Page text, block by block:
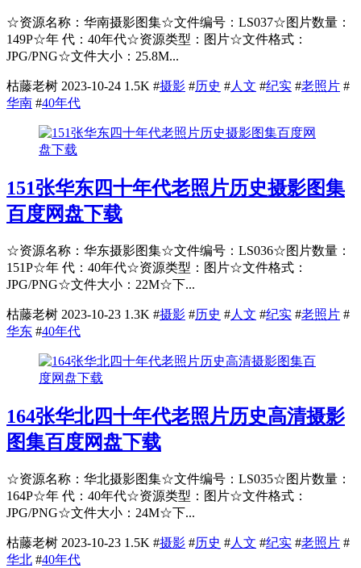
☆资源名称：华南摄影图集☆文件编号：LS037☆图片数量：
149P☆年 代：40年代☆资源类型：图片☆文件格式：
JPG/PNG☆文件大小：25.8M...
枯藤老树 2023-10-24 1.5K #摄影 #历史 #人文 #纪实 #老照片 #
华南 #40年代
151张华东四十年代老照片历史摄影图集
百度网盘下载
☆资源名称：华东摄影图集☆文件编号：LS036☆图片数量：
151P☆年 代：40年代☆资源类型：图片☆文件格式：
JPG/PNG☆文件大小：22M☆下...
枯藤老树 2023-10-23 1.3K #摄影 #历史 #人文 #纪实 #老照片 #
华东 #40年代
164张华北四十年代老照片历史高清摄影
图集百度网盘下载
☆资源名称：华北摄影图集☆文件编号：LS035☆图片数量：
164P☆年 代：40年代☆资源类型：图片☆文件格式：
JPG/PNG☆文件大小：24M☆下...
枯藤老树 2023-10-23 1.5K #摄影 #历史 #人文 #纪实 #老照片 #
华北 #40年代